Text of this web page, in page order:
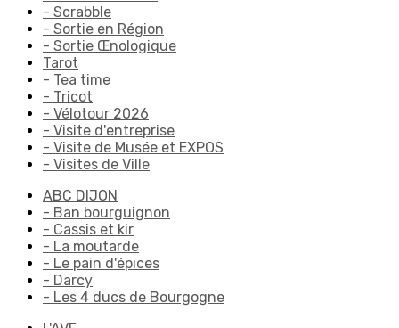
- Scrabble
- Sortie en Région
- Sortie Œnologique
Tarot
- Tea time
- Tricot
- Vélotour 2026
- Visite d'entreprise
- Visite de Musée et EXPOS
- Visites de Ville
ABC DIJON
- Ban bourguignon
- Cassis et kir
- La moutarde
- Le pain d'épices
- Darcy
- Les 4 ducs de Bourgogne